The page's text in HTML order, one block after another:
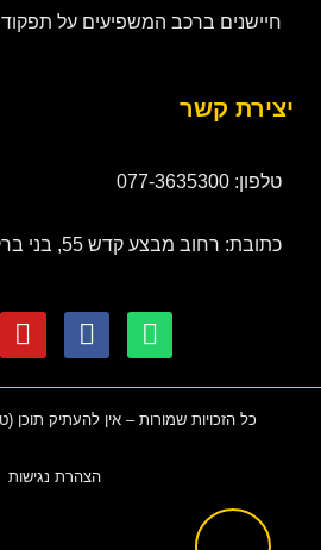
חיישנים ברכב המשפיעים על
יצירת קשר
טלפון: 077-3635300
כתובת: רחוב מבצע קדש 55, בני ברק
כל הזכויות שמורות – אין להעתיק
הצהרת נגישות